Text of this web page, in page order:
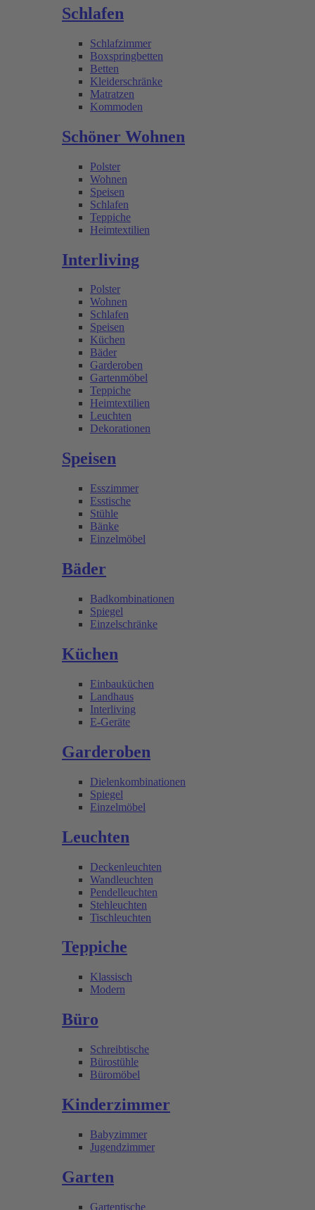
Schlafen
Schlafzimmer
Boxspringbetten
Betten
Kleiderschränke
Matratzen
Kommoden
Schöner Wohnen
Polster
Wohnen
Speisen
Schlafen
Teppiche
Heimtextilien
Interliving
Polster
Wohnen
Schlafen
Speisen
Küchen
Bäder
Garderoben
Gartenmöbel
Teppiche
Heimtextilien
Leuchten
Dekorationen
Speisen
Esszimmer
Esstische
Stühle
Bänke
Einzelmöbel
Bäder
Badkombinationen
Spiegel
Einzelschränke
Küchen
Einbauküchen
Landhaus
Interliving
E-Geräte
Garderoben
Dielenkombinationen
Spiegel
Einzelmöbel
Leuchten
Deckenleuchten
Wandleuchten
Pendelleuchten
Stehleuchten
Tischleuchten
Teppiche
Klassisch
Modern
Büro
Schreibtische
Bürostühle
Büromöbel
Kinderzimmer
Babyzimmer
Jugendzimmer
Garten
Gartentische